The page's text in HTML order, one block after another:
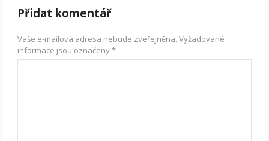
Přidat komentář
Vaše e-mailová adresa nebude zveřejněna. Vyžadované
informace jsou označeny*